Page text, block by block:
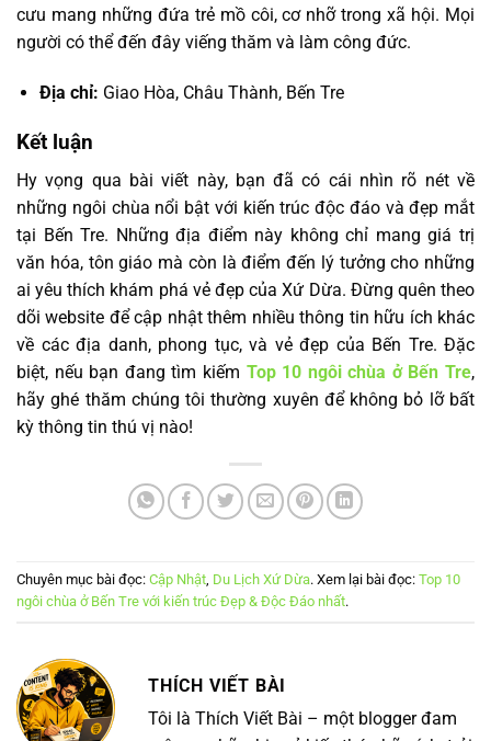
cưu mang những đứa trẻ mồ côi, cơ nhỡ trong xã hội. Mọi
người có thể đến đây viếng thăm và làm công đức.
Địa chỉ: Giao Hòa, Châu Thành, Bến Tre
Kết luận
Hy vọng qua bài viết này, bạn đã có cái nhìn rõ nét về
những ngôi chùa nổi bật với kiến trúc độc đáo và đẹp mắt
tại Bến Tre. Những địa điểm này không chỉ mang giá trị
văn hóa, tôn giáo mà còn là điểm đến lý tưởng cho những
ai yêu thích khám phá vẻ đẹp của Xứ Dừa. Đừng quên theo
dõi website để cập nhật thêm nhiều thông tin hữu ích khác
về các địa danh, phong tục, và vẻ đẹp của Bến Tre. Đặc
biệt, nếu bạn đang tìm kiếm Top 10 ngôi chùa ở Bến Tre,
hãy ghé thăm chúng tôi thường xuyên để không bỏ lỡ bất
kỳ thông tin thú vị nào!
Chuyên mục bài đọc: Cập Nhật Du Lịch Xứ Dừa. Xem lại bài đọc: Top 10
ngôi chùa ở Bến Tre với kiến trúc Đẹp & Độc Đáo nhất.
THÍCH VIẾT BÀI
Tôi là Thích Viết Bài – một blogger đam